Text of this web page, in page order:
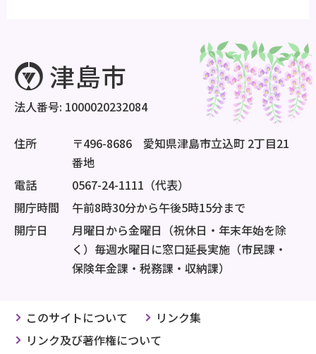
法人番号: 1000020232084
住所
〒496-8686 愛知県津島市立込町 2丁目21
番地
電話
0567-24-1111（代表）
開庁時間
午前8時30分から午後5時15分まで
開庁日
月曜日から金曜日（祝休日・年末年始を除
く）毎週水曜日に窓口延長実施（市民課・
保険年金課・税務課・収納課）
このサイトについて
リンク集
リンク及び著作権について